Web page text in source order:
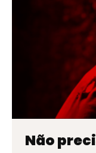
Não